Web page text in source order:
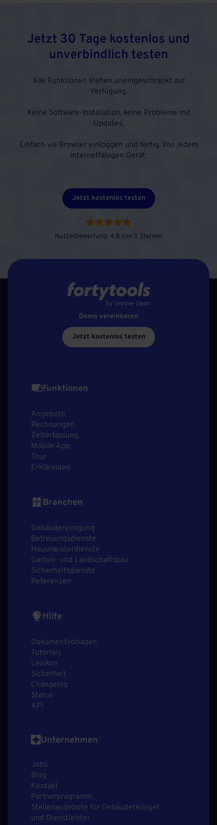
Jetzt 30 Tage kostenlos und
unverbindlich testen
Alle Funktionen stehen uneingeschränkt zur
Verfügung.
Keine Software-Installation, keine Probleme mit
Updates.
Einfach via Browser einloggen und fertig. Von jedem
internetfähigen Gerät.
Jetzt kostenlos testen
Nutzerbewertung: 4,8 von 5 Sternen
Demo vereinbaren
Jetzt kostenlos testen
Funktionen
Angebote
Rechnungen
Zeiterfassung
Mobile App
Tour
Erklärvideo
Branchen
Gebäudereinigung
Betreuungsdienste
Hausmeisterdienste
Garten- und Landschaftsbau
Sicherheitsdienste
Referenzen
Hilfe
Dokumentvorlagen
Tutorials
Lexikon
Sicherheit
Changelog
Status
API
Unternehmen
Jobs
Blog
Kontakt
Partnerprogramm
Stellenangebote für Gebäudereiniger
und Dienstleister